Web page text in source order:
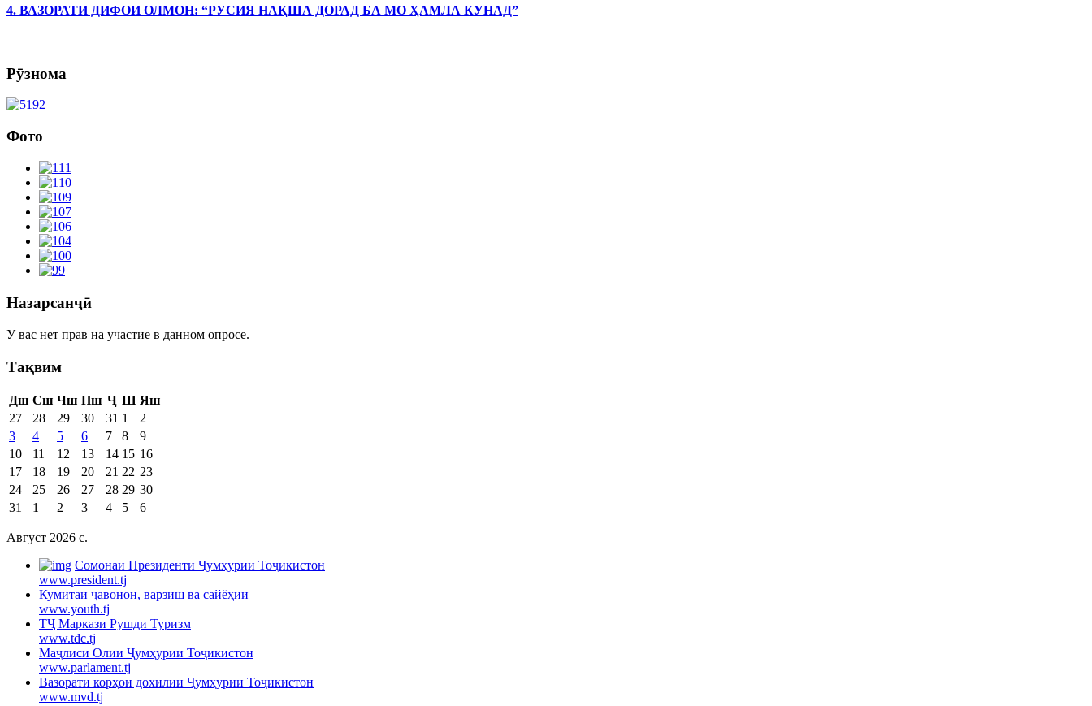
4. ВАЗОРАТИ ДИФОИ ОЛМОН: “РУСИЯ НАҚША ДОРАД БА МО ҲАМЛА КУНАД”
Рӯзнома
Фото
Назарсанҷӣ
У вас нет прав на участие в данном опросе.
Тақвим
Дш Сш Чш Пш Ҷ Ш Яш
27
28 29 30 31 1
2
3
4 5 6 7 8
9
10
11 12 13 14 15 16
17
18 19 20 21 22 23
24
25 26 27 28 29 30
31
1 2 3 4 5 6
Август 2026 c.
Cомонаи Президенти Ҷумҳурии Тоҷикистон
www.president.tj
Кумитаи ҷавонон, варзиш ва сайёҳии
www.youth.tj
ТҶ Маркази Рушди Туризм
www.tdc.tj
Маҷлиси Олии Ҷумҳурии Тоҷикистон
www.parlament.tj
Вазорати корҳои дохилии Ҷумҳурии Тоҷикистон
www.mvd.tj